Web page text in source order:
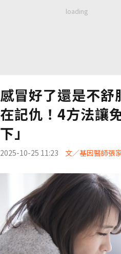
感冒好了還是不舒
在記仇！4方法讓
下」
2025-10-25 11:23 文／基因醫師張